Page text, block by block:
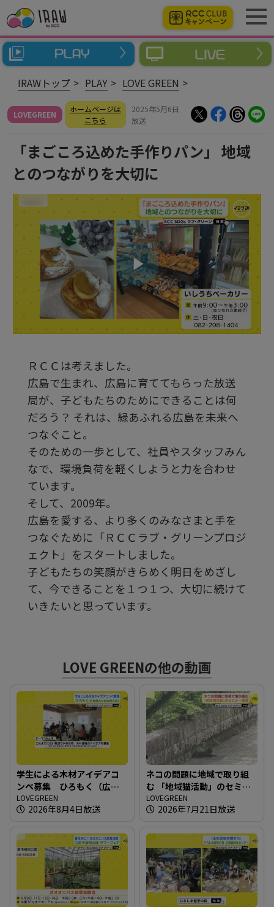
IRAWトップ PLAY LOVE GREEN
LOVEGREEN
ホームページは
こちら
2025年5月6日
放送
「まごころ込めた手作りパン」 地域
とのつながりを大切に
ビ
デ
を
再
す
る
ＲＣＣは考えました。
広島で生まれ、広島に育ててもらった放送
局が、子どもたちのためにできることは何
だろう？ それは、緑あふれる広島を未来へ
つなぐこと。
そのための一歩として、社員やスタッフみん
なで、環境負荷を軽くしようと力を合わせ
ています。
そして、2009年。
広島を愛する、より多くのみなさまと手を
つなぐために「ＲＣＣラブ・グリーンプロジ
ェクト」をスタートしました。
子どもたちの笑顔がきらめく明日をめざし
て、今できることを１つ１つ、大切に続けて
いきたいと思っています。
LOVE GREENの他の動画
学生による木材アイデアコ
ンペ募集 ひろもく（広島
県木材組合連合会）
LOVEGREEN
2026年8月4日放送
ネコの問題に地域で取り組
む 「地域猫活動」のセミナ
ー開催
LOVEGREEN
2026年7月21日放送